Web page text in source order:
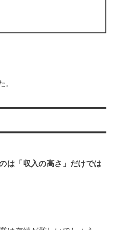
。
は「収入の高さ」だけでは